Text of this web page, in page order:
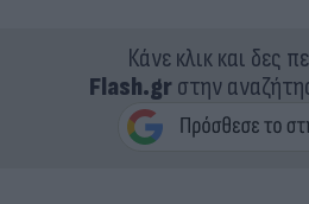
Κάνε κλικ και δες
Flash.grστην